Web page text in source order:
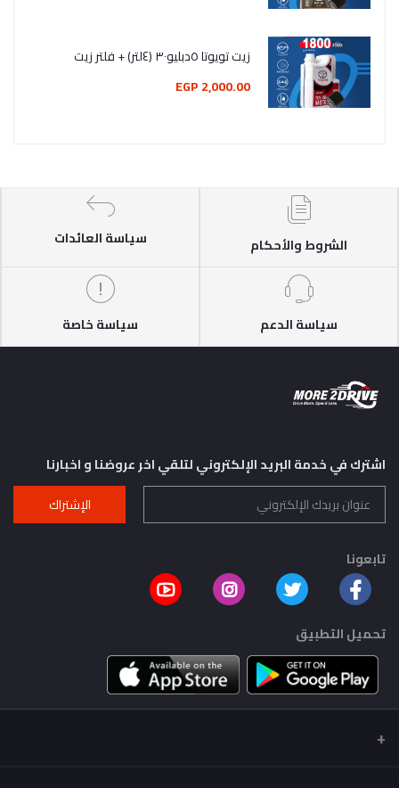
زيت تويوتا ٥دبليو٣٠ (٤لتر) + فلتر زيت
2,000.00 EGP
الشروط والأحكام سياسة العائدات
سياسة الدعم سياسة خاصة
اشترك في خدمة البريد الإلكتروني لتلقي اخر عروضنا و اخبارنا
الإشتراك
تابعونا
تحميل التطبيق